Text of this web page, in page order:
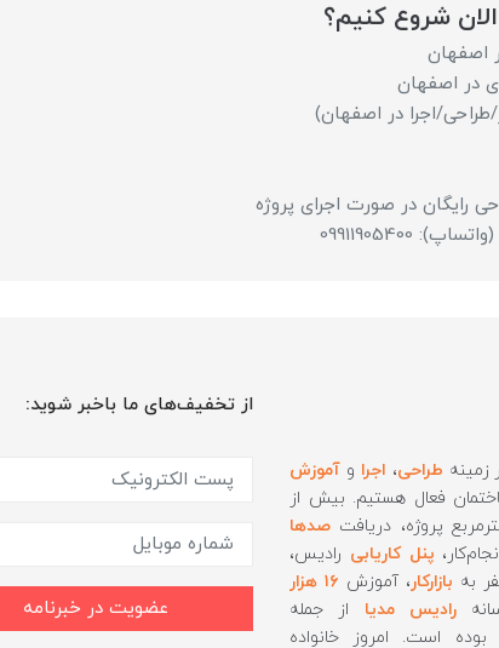
شروع کنیم؟
اصفهان
در اصفهان
طراحی/اجرا در اصفهان)
زمینه طراحی، اجرا و آموزش
فعال هستیم. بیش از
پروژه، دریافت صدها
پنل کاریابی رادیس،
به بازارکار، آموزش
۱۶ هزار
رادیس مدیا از جمله
بوده است. امروز خانواده
از تخفیف‌های ما باخبر شوید:
عضویت در خبرنامه